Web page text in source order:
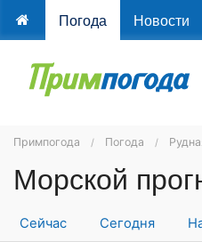
Погода Новости
Примпогода Погода
Морской
Сейчас Сегодня